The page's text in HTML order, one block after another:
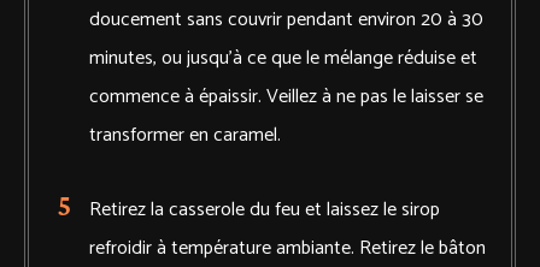
doucement sans couvrir pendant environ 20 à 30
minutes, ou jusqu'à ce que le mélange réduise et
commence à épaissir. Veillez à ne pas le laisser se
transformer en caramel.
Retirez la casserole du feu et laissez le sirop
refroidir à température ambiante. Retirez le bâton